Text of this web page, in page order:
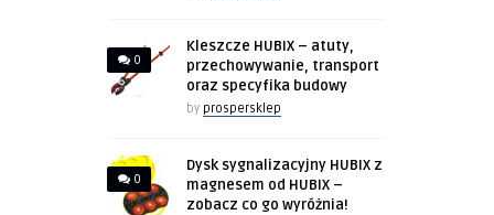
0
Kleszcze HUBIX – atuty,
przechowywanie, transport
oraz specyfika budowy
by prospersklep
0
Dysk sygnalizacyjny HUBIX z
magnesem od HUBIX –
zobacz co go wyróżnia!